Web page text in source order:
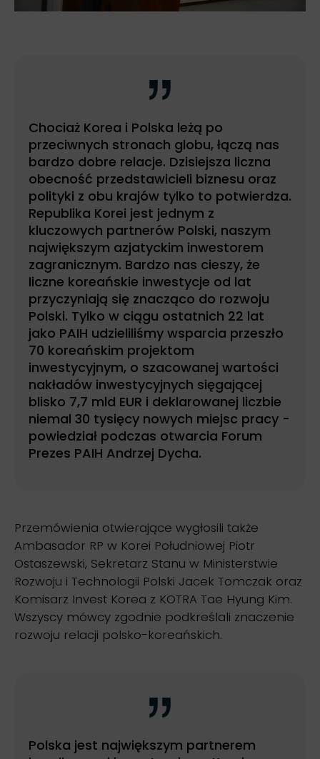
Chociaż Korea i Polska leżą po
przeciwnych stronach globu, łączą nas
bardzo dobre relacje. Dzisiejsza liczna
obecność przedstawicieli biznesu oraz
polityki z obu krajów tylko to potwierdza.
Republika Korei jest jednym z
kluczowych partnerów Polski, naszym
największym azjatyckim inwestorem
zagranicznym. Bardzo nas cieszy, że
liczne koreańskie inwestycje od lat
przyczyniają się znacząco do rozwoju
Polski. Tylko w ciągu ostatnich 22 lat
jako PAIH udzieliliśmy wsparcia przeszło
70 koreańskim projektom
inwestycyjnym, o szacowanej wartości
nakładów inwestycyjnych sięgającej
blisko 7,7 mld EUR i deklarowanej liczbie
niemal 30 tysięcy nowych miejsc pracy -
powiedział podczas otwarcia Forum
Prezes PAIH Andrzej Dycha.
Przemówienia otwierające wygłosili także
Ambasador RP w Korei Południowej Piotr
Ostaszewski, Sekretarz Stanu w Ministerstwie
Rozwoju i Technologii Polski Jacek Tomczak oraz
Komisarz Invest Korea z KOTRA Tae Hyung Kim.
Wszyscy mówcy zgodnie podkreślali znaczenie
rozwoju relacji polsko-koreańskich.
Polska jest największym partnerem